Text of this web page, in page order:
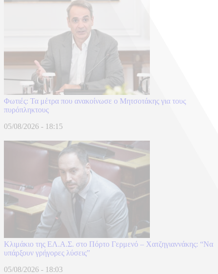
Φωτιές: Τα μέτρα που ανακοίνωσε ο Μητσοτάκης για τους
πυρόπληκτους
05/08/2026 - 18:15
Κλιμάκιο της ΕΛ.Α.Σ. στο Πόρτο Γερμενό – Χατζηγιαννάκης: “Να
υπάρξουν γρήγορες λύσεις”
05/08/2026 - 18:03